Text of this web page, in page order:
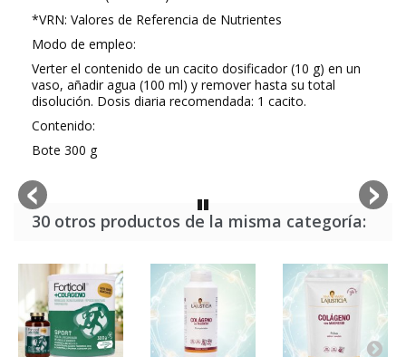
*VRN: Valores de Referencia de Nutrientes
Modo de empleo:
Verter el contenido de un cacito dosificador (10 g) en un
vaso, añadir agua (100 ml) y remover hasta su total
disolución. Dosis diaria recomendada: 1 cacito.
Contenido:
Bote 300 g
30 otros productos de la misma categoría: